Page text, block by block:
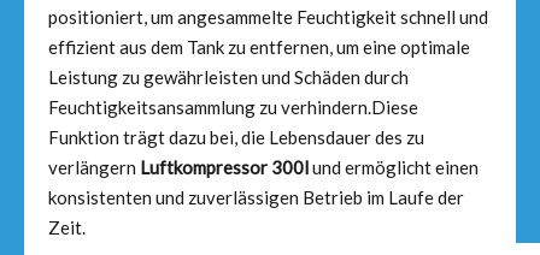
positioniert, um angesammelte Feuchtigkeit schnell und
effizient aus dem Tank zu entfernen, um eine optimale
Leistung zu gewährleisten und Schäden durch
Feuchtigkeitsansammlung zu verhindern.Diese
Funktion trägt dazu bei, die Lebensdauer des zu
verlängern Luftkompressor 300lund ermöglicht einen
konsistenten und zuverlässigen Betrieb im Laufe der
Zeit.